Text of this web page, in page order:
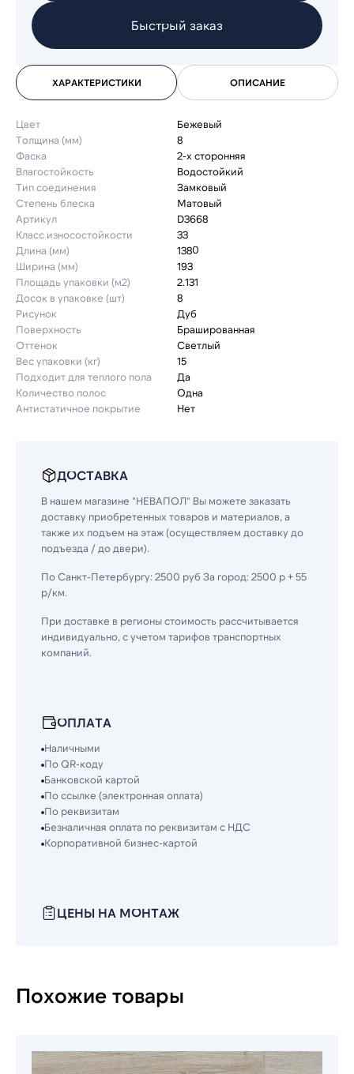
Быстрый заказ
ХАРАКТЕРИСТИКИ ОПИСАНИЕ
Цвет
Бежевый
Толщина (мм)
8
Фаска
2-х сторонняя
Влагостойкость
Водостойкий
Тип соединения
Замковый
Степень блеска
Матовый
Артикул
D3668
Класс износостойкости
33
Длина (мм)
1380
Ширина (мм)
193
Площадь упаковки (м2)
2.131
Досок в упаковке (шт)
8
Рисунок
Дуб
Поверхность
Брашированная
Оттенок
Светлый
Вес упаковки (кг)
15
Подходит для теплого пола
Да
Количество полос
Одна
Антистатичное покрытие
Нет
ДОСТАВКА
В нашем магазине "НЕВАПОЛ" Вы можете заказать
доставку приобретенных товаров и материалов, а
также их подъем на этаж (осуществляем доставку до
подъезда / до двери).
По Санкт-Петербургу: 2500 руб За город: 2500 р + 55
р/км.
При доставке в регионы стоимость рассчитывается
индивидуально, с учетом тарифов транспортных
компаний.
ОПЛАТА
Наличными
По QR-коду
Банковской картой
По ссылке (электронная оплата)
По реквизитам
Безналичная оплата по реквизитам с НДС
Корпоративной бизнес-картой
ЦЕНЫ НА МОНТАЖ
Похожие товары